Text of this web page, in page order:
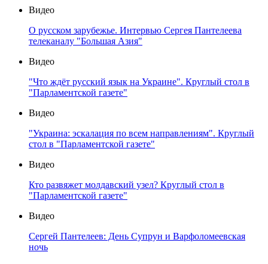
Видео
О русском зарубежье. Интервью Сергея Пантелеева
телеканалу "Большая Азия"
Видео
"Что ждёт русский язык на Украине". Круглый стол в
"Парламентской газете"
Видео
"Украина: эскалация по всем направлениям". Круглый
стол в "Парламентской газете"
Видео
Кто развяжет молдавский узел? Круглый стол в
"Парламентской газете"
Видео
Сергей Пантелеев: День Супрун и Варфоломеевская
ночь